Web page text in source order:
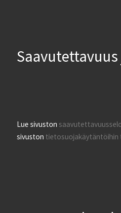
Lue sivuston
sivuston tietosuojakäytäntöihin